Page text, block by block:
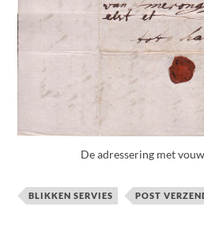
De adressering met
BLIKKEN SERVIES POST